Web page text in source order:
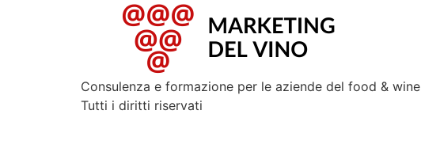
Consulenza e formazione per le aziende del food & wine
Tutti i diritti riservati